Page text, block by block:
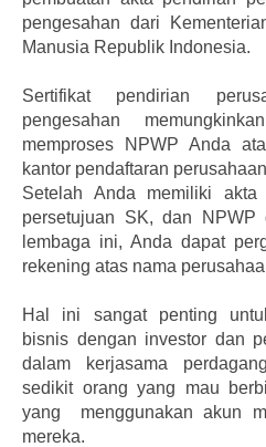
pengesahan dari
Manusia Republik Indonesia.
Sertifikat pendirian
pengesahan
memproses NPWP Anda
kantor pendaftaran
Setelah Anda memiliki akta
persetujuan SK, dan
lembaga ini, Anda dapat
rekening atas nama
Hal ini sangat penting
bisnis dengan investor dan
dalam kerjasama
sedikit orang yang mau
yang menggunakan akun
mereka.